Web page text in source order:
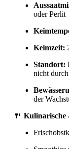
oder Perlit
Keimzeit:
Standort:
nicht
der
🍴 Kulinarische